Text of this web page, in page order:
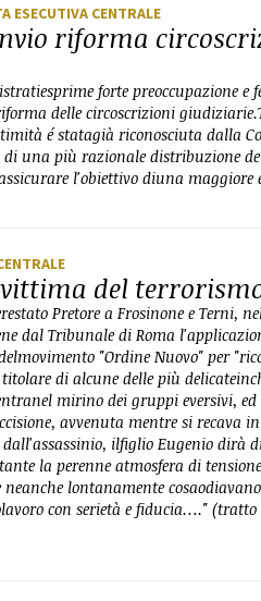
ESECUTIVA CENTRALE
riforma
forte preoccupazione
delle circoscrizioni
é statagià riconosciuta dalla
una più razionale distribuzione
l'obiettivo diuna maggiore
del
Pretore a Frosinone e Terni,
dal Tribunale di Roma
"Ordine Nuovo" per
di alcune delle più
mirino dei gruppi eversivi, ed
avvenuta mentre si recava
dall'assassinio, ilfiglio Eugenio
la perenne atmosfera di
lontanamente
con serietà e fiducia…."